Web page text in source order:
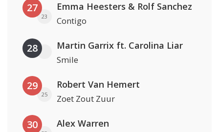
27
23
Emma Heesters & Rolf Sanchez
Contigo
28 Martin Garrix ft. Carolina Liar
Smile
29
25
Robert Van Hemert
Zoet Zout Zuur
30 Alex Warren